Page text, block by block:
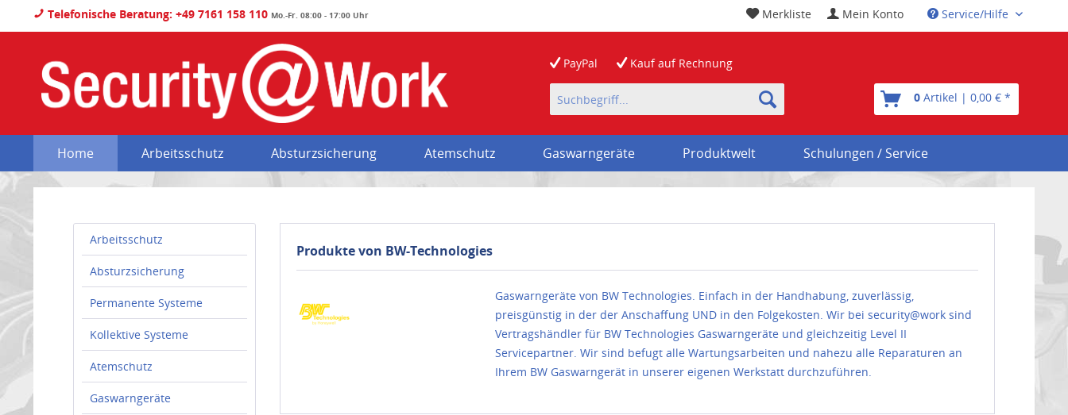
Telefonische Beratung: +49 7161 158 110 Mo.-Fr. 08:00 - 17:00 Uhr Service/Hilfe
Mein Konto
Merkliste
PayPal Kauf auf Rechnung
0 Artikel | 0,00 € *
Home Arbeitsschutz Absturzsicherung Atemschutz Gaswarngeräte Produktwelt Schulungen / Service
Arbeitsschutz
Absturzsicherung
Permanente Systeme
Kollektive Systeme
Atemschutz
Gaswarngeräte
Produkte von BW-Technologies
Gaswarngeräte von BW Technologies. Einfach in der Handhabung, zuverlässig,
preisgünstig in der der Anschaffung UND in den Folgekosten. Wir bei security@work sind
Vertragshändler für BW Technologies Gaswarngeräte und gleichzeitig Level II
Servicepartner. Wir sind befugt alle Wartungsarbeiten und nahezu alle Reparaturen an
Ihrem BW Gaswarngerät in unserer eigenen Werkstatt durchzuführen.